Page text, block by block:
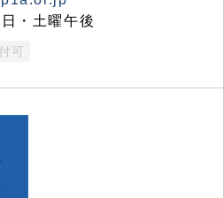
・土曜午後
可